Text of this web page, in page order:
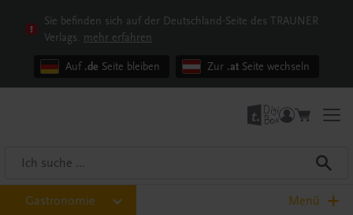
Sie befinden sich auf der Deutschland-Seite des TRAUNER
Verlags. mehr erfahren
Auf .de Seite bleiben Zur .at Seite wechseln
Gastronomie Menü